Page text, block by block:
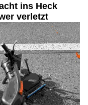
ins Heck
verletzt